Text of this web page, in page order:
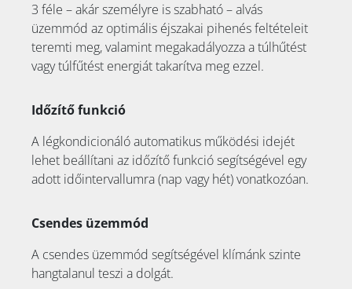
3 féle – akár személyre is szabható – alvás
üzemmód az optimális éjszakai pihenés feltételeit
teremti meg, valamint megakadályozza a túlhűtést
vagy túlfűtést energiát takarítva meg ezzel.
Időzítő funkció
A légkondicionáló automatikus működési idejét
lehet beállítani az időzítő funkció segítségével egy
adott időintervallumra (nap vagy hét) vonatkozóan.
Csendes üzemmód
A csendes üzemmód segítségével klímánk szinte
hangtalanul teszi a dolgát.